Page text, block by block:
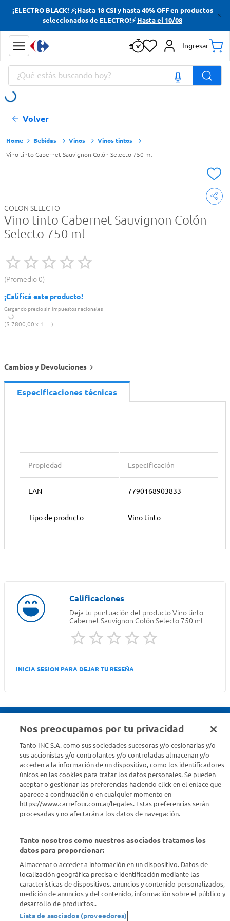
¡ELECTRO BLACK! ⚡¡Hasta 18 CSI y hasta 40% OFF en productos
seleccionados de ELECTRO!⚡ Hasta el 10/08
Ingresar
¿Qué estás buscando hoy?
Volver
Bebidas Vinos Vinos tintos
Vino tinto Cabernet Sauvignon Colón Selecto 750 ml
COLON SELECTO
Vino tinto Cabernet Sauvignon Colón
Selecto 750 ml
Promedio 0
¡Calificá este producto!
Cargando precio sin impuestos nacionales
$ 7800,00 1 L.
Cambios y Devoluciones
Especificaciones técnicas
Propiedad Especificación
EAN 7790168903833
Tipo de producto Vino tinto
Deja tu puntuación del productoVino tinto
Cabernet Sauvignon Colón Selecto 750 ml
INICIA SESION PARA DEJAR TU RESEÑA
Estamos para ayudarte
¿Tenés una consulta? Comunicate con nosotros acá
Descubrí Carrefour
Conocenos
Info útil
Comprá Online
Nos preocupamos por tu privacidad
Tanto INC S.A. como sus sociedades sucesoras y/o cesionarias y/o
sus accionistas y/o controlantes y/o controladas almacenan y/o
acceden a la información de un dispositivo, como los identificadores
únicos en las cookies para tratar los datos personales. Se pueden
aceptar o gestionar las preferencias haciendo click en el enlace que
aparece a continuación o en cualquier momento en
https://www.carrefour.com.ar/legales. Estas preferencias serán
procesadas y no afectarán a los datos de navegación.
--
Tanto nosotros como nuestros asociados tratamos los
datos para proporcionar:
Almacenar o acceder a información en un dispositivo. Datos de
localización geográfica precisa e identificación mediante las
características de dispositivos. anuncios y contenido personalizados,
medición de anuncios y del contenido, información sobre el público y
desarrollo de productos..
Lista de asociados (proveedores)
Términos más buscados
Yerba
Cerveza
Papas Fritas
Términos más buscados
Yerba
Cerveza
Papas Fritas